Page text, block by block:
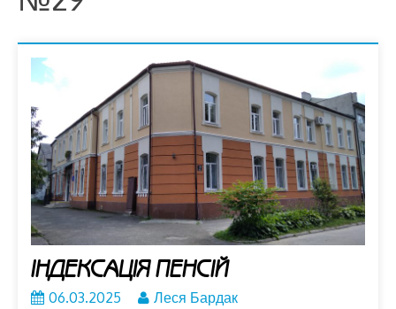
ІНДЕКСАЦІЯ ПЕНСІЙ
06.03.2025
Леся Бардак